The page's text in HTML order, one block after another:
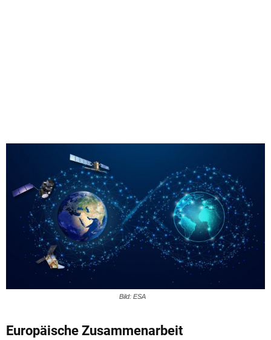
Bild: ESA
Europäische Zusammenarbeit